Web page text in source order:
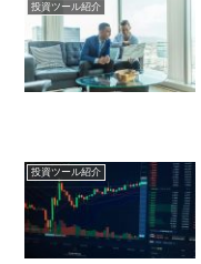
投資ツール紹介
投資ツール紹介